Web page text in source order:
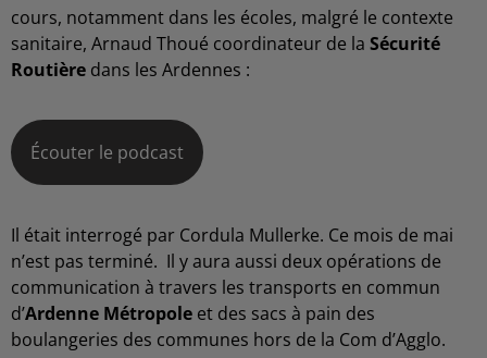
cours, notamment dans les écoles, malgré le contexte
sanitaire, Arnaud Thoué coordinateur de la Sécurité
Routière dans les Ardennes :
Écouter le podcast
Il était interrogé par Cordula Mullerke. Ce mois de mai
n’est pas terminé. Il y aura aussi deux opérations de
communication à travers les transports en commun
d’Ardenne Métropole et des sacs à pain des
boulangeries des communes hors de la Com d’Agglo.